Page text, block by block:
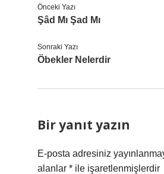
Önceki Yazı
Şâd Mı Şad Mı
Sonraki Yazı
Öbekler Nelerdir
Bir yanıt yazın
E-posta adresiniz
alanlar * ile işaretlenmişlerdir